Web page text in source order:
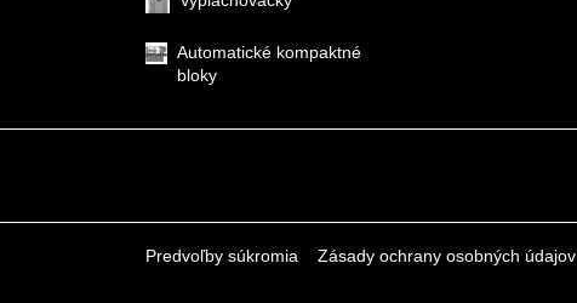
Automatické kompaktné
bloky
Predvoľby súkromia Zásady ochrany osobných údajov